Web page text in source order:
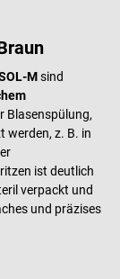
Msind
Blasenspülung,
werden, z. B. in
ist deutlich
verpackt und
und präzises